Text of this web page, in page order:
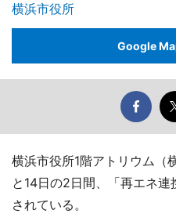
横浜市役所
Google
横浜市役所1階アトリウム（
と14日の2日間、「再エネ
されている。